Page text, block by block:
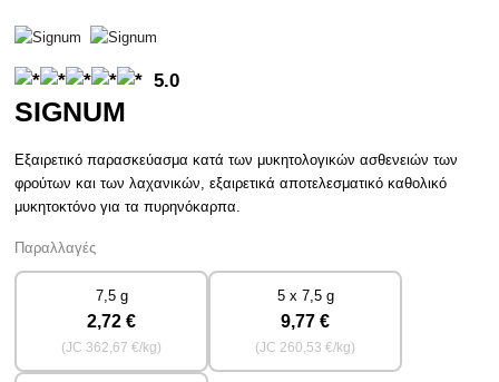
5.0
SIGNUM
Εξαιρετικό παρασκεύασμα κατά των μυκητολογικών ασθενειών των
φρούτων και των λαχανικών, εξαιρετικά αποτελεσματικό καθολικό
μυκητοκτόνο για τα πυρηνόκαρπα.
Παραλλαγές
7,5 g
2,72 €
(JC 362,67 €/kg)
5 x 7,5 g
9,77 €
(JC 260,53 €/kg)